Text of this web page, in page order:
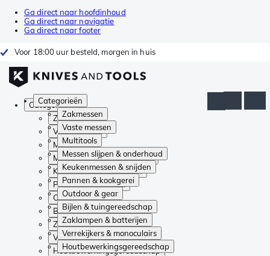
Ga direct naar hoofdinhoud
Ga direct naar navigatie
Ga direct naar footer
Voor 18:00 uur besteld, morgen in huis
Categorieën
Zakmessen
Vaste messen
Multitools
Messen slijpen & onderhoud
Keukenmessen & snijden
Pannen & kookgerei
Outdoor & gear
Bijlen & tuingereedschap
Zaklampen & batterijen
Verrekijkers & monoculairs
Houtbewerkingsgereedschap
Categorieën
Zakmessen
Vaste messen
Multitools
Messen slijpen & onderhoud
Keukenmessen & snijden
Pannen & kookgerei
Outdoor & gear
Bijlen & tuingereedschap
Zaklampen & batterijen
Verrekijkers & monoculairs
Houtbewerkingsgereedschap